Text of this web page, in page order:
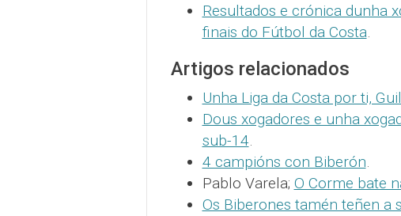
Resultados e crónica dunha
finais do Fútbol da Costa.
Artigos relacionados
Unha Liga da Costa por ti,
Dous xogadores e unha
sub-14.
4 campións con Biberón.
Pablo Varela; O Corme bate
Os Biberones tamén teñen a